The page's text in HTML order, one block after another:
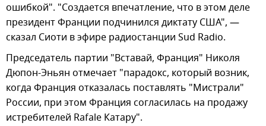
ошибкой". "Создается впечатление, что в этом деле
президент Франции подчинился диктату США", —
сказал Сиоти в эфире радиостанции Sud Radio.
Председатель партии "Вставай, Франция" Николя
Дюпон-Эньян отмечает "парадокс, который возник,
когда Франция отказалась поставлять "Мистрали"
России, при этом Франция согласилась на продажу
истребителей Rafale Катару".